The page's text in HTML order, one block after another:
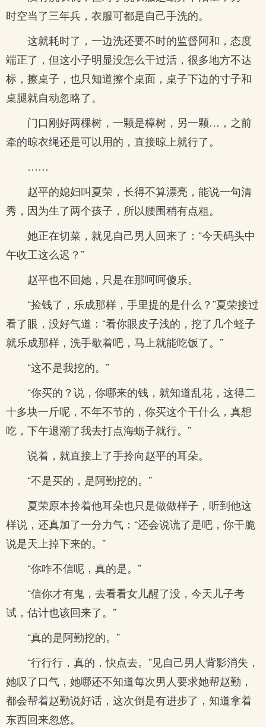
时空当了三年兵，衣服可都是自己手洗的。
这就耗时了，一边洗还要不时的监督阿和，态度
端正了，但这小子明显没怎么干过活，很多地方不达
标，擦桌子，也只知道擦个桌面，桌子下边的寸子和
桌腿就自动忽略了。
门口刚好两棵树，一颗是樟树，另一颗…，之前
牵的晾衣绳还是可以用的，直接晾上就行了。
……
赵平的媳妇叫夏荣，长得不算漂亮，能说一句清
秀，因为生了两个孩子，所以腰围稍有点粗。
她正在切菜，就见自己男人回来了：“今天码头中
午收工这么迟？”
赵平也不回她，只是在那呵呵傻乐。
“捡钱了，乐成那样，手里提的是什么？”夏荣接过
看了眼，没好气道：“看你眼皮子浅的，挖了几个蛏子
就乐成那样，洗手歇着吧，马上就能吃饭了。”
“这不是我挖的。”
“你买的？说，你哪来的钱，就知道乱花，这得二
十多块一斤呢，不年不节的，你买这个干什么，真想
吃，下午退潮了我去打点海蛎子就行。”
说着，就直接上了手拎向赵平的耳朵。
“不是买的，是阿勤挖的。”
夏荣原本拎着他耳朵也只是做做样子，听到他这
样说，还真加了一分力气：“还会说谎了是吧，你干脆
说是天上掉下来的。”
“你咋不信呢，真的是。”
“信你才有鬼，去看看女儿醒了没，今天儿子考
试，估计也该回来了。”
“真的是阿勤挖的。”
“行行行，真的，快点去。”见自己男人背影消失，
她叹了口气，她哪还不知道每次男人要求她帮赵勤，
都会帮着赵勤说好话，这次倒是有进步了，知道拿着
东西回来忽悠。